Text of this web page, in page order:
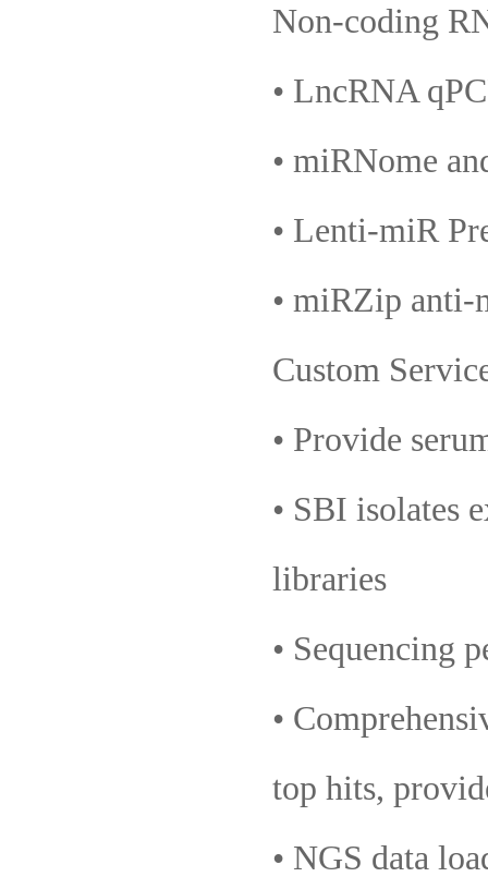
Non-coding
• LncRNA
• miRNome
• Lenti-miR
• miRZip
Custom
• Provide
• SBI isolates
libraries
• Sequencing
•
top hits,
• NGS data